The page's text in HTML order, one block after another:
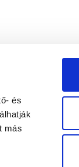
és
más